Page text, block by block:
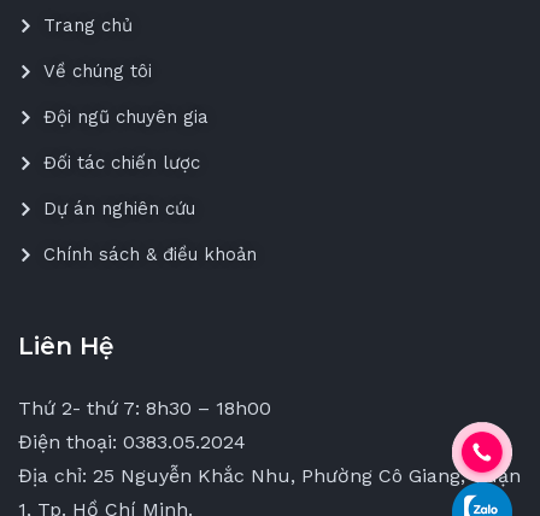
Trang chủ
Về chúng tôi
Đội ngũ chuyên gia
Đối tác chiến lược
Dự án nghiên cứu
Chính sách & điều khoản
Liên Hệ
Thứ 2- thứ 7: 8h30 – 18h00
Điện thoại: 0383.05.2024
Địa chỉ: 25 Nguyễn Khắc Nhu, Phường Cô Giang, Quận
1, Tp. Hồ Chí Minh.